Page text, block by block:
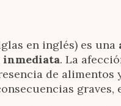
en inglés) es una
inmediata. La
de alimentos
graves,